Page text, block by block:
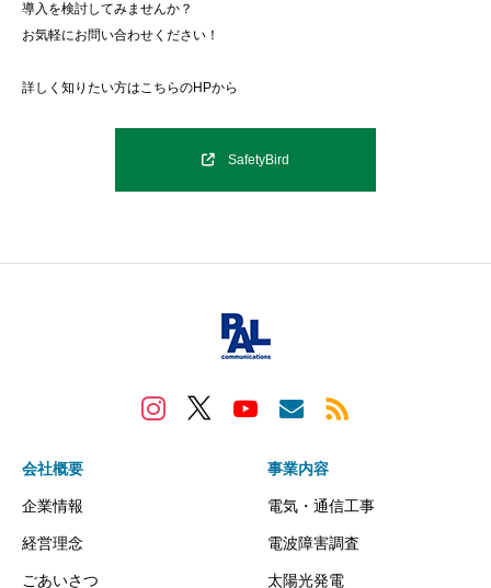
導入を検討してみませんか？
お気軽にお問い合わせください！
詳しく知りたい方はこちらのHPから
SafetyBird
会社概要
企業情報
経営理念
ごあいさつ
事業内容
電気・通信工事
電波障害調査
太陽光発電